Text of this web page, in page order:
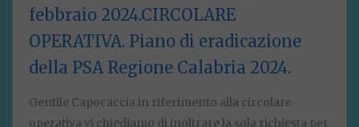
febbraio 2024.CIRCOLARE
OPERATIVA. Piano di eradicazione
della PSA Regione Calabria 2024.
Gentile Capocaccia in riferimento alla circolare
operativa vi chiediamo di inoltrare la sola richiesta per